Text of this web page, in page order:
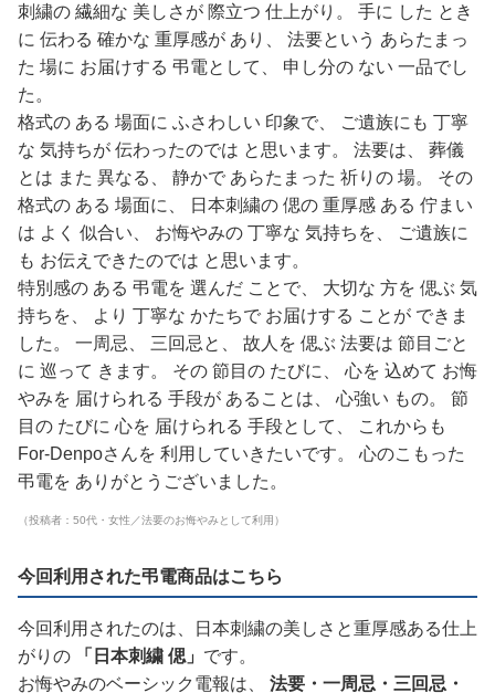
刺繍の 繊細な 美しさが 際立つ 仕上がり。 手に した とき
に 伝わる 確かな 重厚感が あり、 法要という あらたまっ
た 場に お届けする 弔電として、 申し分の ない 一品でし
た。
格式の ある 場面に ふさわしい 印象で、 ご遺族にも 丁寧
な 気持ちが 伝わったのでは と思います。 法要は、 葬儀
とは また 異なる、 静かで あらたまった 祈りの 場。 その
格式の ある 場面に、 日本刺繍の 偲の 重厚感 ある 佇まい
は よく 似合い、 お悔やみの 丁寧な 気持ちを、 ご遺族に
も お伝えできたのでは と思います。
特別感の ある 弔電を 選んだ ことで、 大切な 方を 偲ぶ 気
持ちを、 より 丁寧な かたちで お届けする ことが できま
した。 一周忌、 三回忌と、 故人を 偲ぶ 法要は 節目ごと
に 巡って きます。 その 節目の たびに、 心を 込めて お悔
やみを 届けられる 手段が あることは、 心強い もの。 節
目の たびに 心を 届けられる 手段として、 これからも
For-Denpoさんを 利用していきたいです。 心のこもった
弔電を ありがとうございました。
（投稿者：50代・女性／法要のお悔やみとして利用）
今回利用された弔電商品はこちら
今回利用されたのは、日本刺繍の美しさと重厚感ある仕上
がりの
「日本刺繍 偲」 です。
お悔やみのベーシック電報は、 法要・一周忌・三回忌・